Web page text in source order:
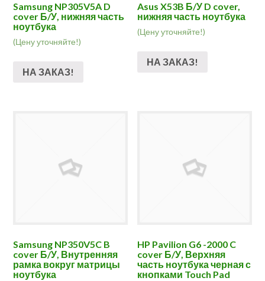
Samsung NP305V5A D
cover Б/У, нижняя часть
ноутбука
(Цену уточняйте!)
НА ЗАКАЗ!
Asus X53B Б/У D cover,
нижняя часть ноутбука
(Цену уточняйте!)
НА ЗАКАЗ!
Samsung NP350V5C B
cover Б/У, Внутренняя
рамка вокруг матрицы
ноутбука
HP Pavilion G6 -2000 C
cover Б/У, Верхняя
часть ноутбука черная с
кнопками Touch Pad